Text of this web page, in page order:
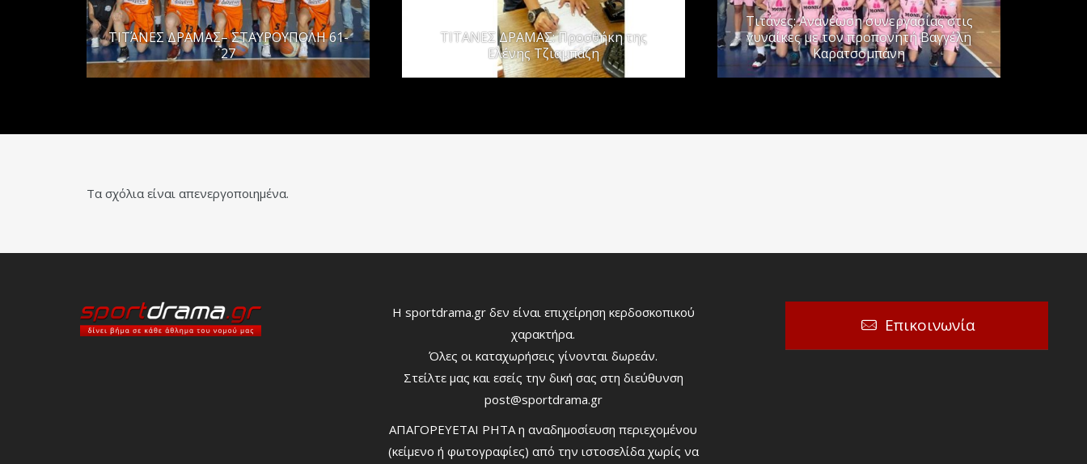
ΤΙΤΆΝΕΣ ΔΡΑΜΑΣ– ΣΤΑΥΡΟΥΠΟΛΗ 61-
27
ΤΙΤΑΝΕΣ ΔΡΑΜΑΣ: Προσθήκη της
Ελένης Τζιαμπάζη
Τιτάνες: Ανανέωση συνεργασίας στις
γυναίκες με τον προπονητή Βαγγέλη
Καρατσομπάνη
Τα σχόλια είναι απενεργοποιημένα.
Η sportdrama.gr δεν είναι επιχείρηση κερδοσκοπικού
χαρακτήρα.
Όλες οι καταχωρήσεις γίνονται δωρεάν.
Στείλτε μας και εσείς την δική σας στη διεύθυνση
post@sportdrama.gr
ΑΠΑΓΟΡΕΥΕΤΑΙ ΡΗΤΑ η αναδημοσίευση περιεχομένου
(κείμενο ή φωτογραφίες) από την ιστοσελίδα χωρίς να
Επικοινωνία